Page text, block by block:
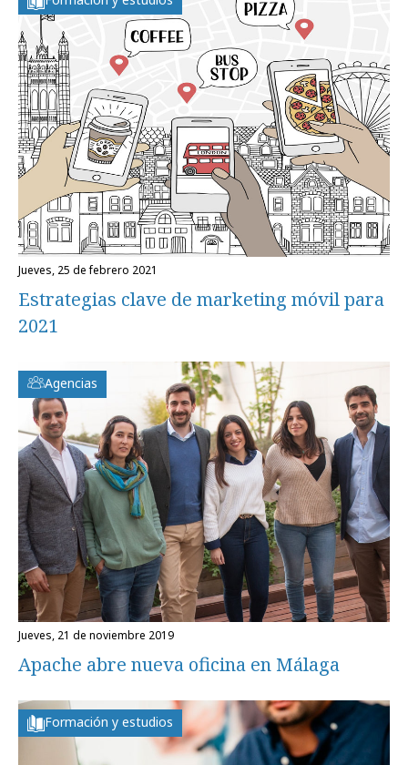
jueves, 25 de febrero 2021
Estrategias clave de marketing móvil para
2021
Agencias
jueves, 21 de noviembre 2019
Apache abre nueva oficina en Málaga
Formación y estudios